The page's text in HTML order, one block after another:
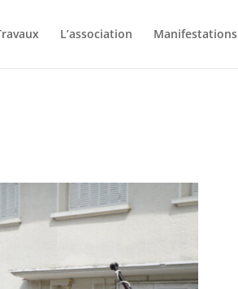
L’association Manifestations